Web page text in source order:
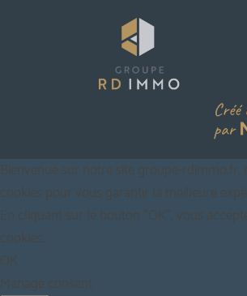
Bienvenue sur notre site groupe-rdimmo.fr,
cookies pour vous garantir la meilleure
En cliquant sur le bouton “OK”, vous
cookies.
OK
Manage consent